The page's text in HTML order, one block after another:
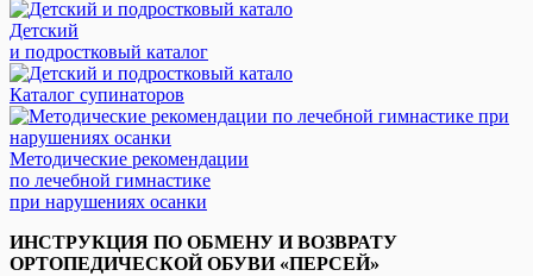
Детский
и подростковый каталог
Каталог супинаторов
Методические рекомендации
по лечебной гимнастике
при нарушениях осанки
ИНСТРУКЦИЯ ПО ОБМЕНУ И ВОЗВРАТУ
ОРТОПЕДИЧЕСКОЙ ОБУВИ «ПЕРСЕЙ»